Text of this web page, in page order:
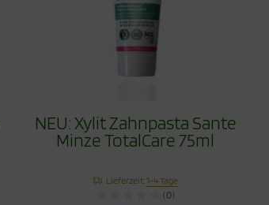
NEU: Xylit Zahnpasta Sante
Minze TotalCare 75ml
Lieferzeit:1-4 Tage
(0)